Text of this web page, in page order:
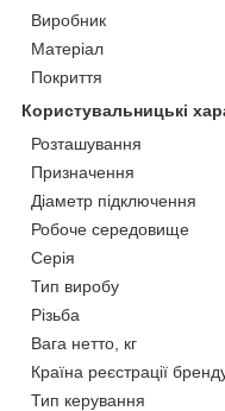
Виробник
Матеріал
Покриття
Користувальницькі
Розташування
Призначення
Діаметр підключення
Робоче середовище
Серія
Тип виробу
Різьба
Вага нетто, кг
Країна реєстрації
Тип керування